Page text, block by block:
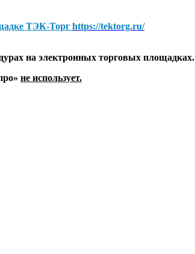
ТЭК-Торг https://tektorg.ru/
на электронных торговых площадках.
не использует.